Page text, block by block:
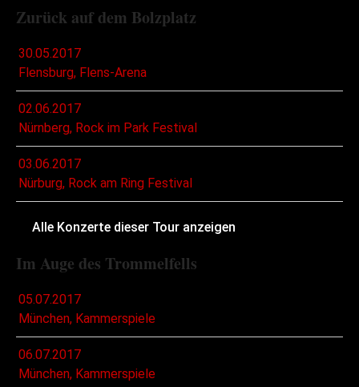
Zurück auf dem Bolzplatz
30.05.2017
Flensburg, Flens-Arena
02.06.2017
Nürnberg, Rock im Park Festival
03.06.2017
Nürburg, Rock am Ring Festival
Alle Konzerte dieser Tour anzeigen
Im Auge des Trommelfells
05.07.2017
München, Kammerspiele
06.07.2017
München, Kammerspiele